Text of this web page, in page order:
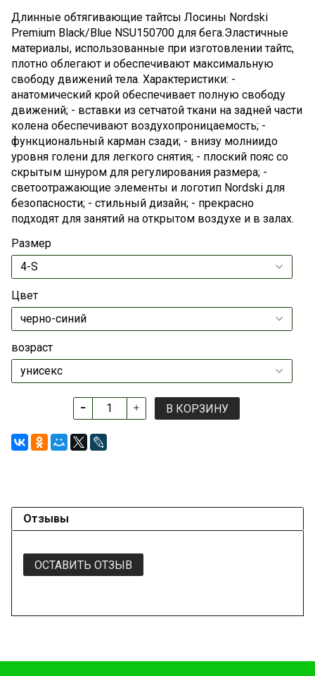
Длинные обтягивающие тайтсы Лосины Nordski
Premium Black/Blue NSU150700 для бега.Эластичные
материалы, использованные при изготовлении тайтс,
плотно облегают и обеспечивают максимальную
свободу движений тела. Характеристики: -
анатомический крой обеспечивает полную свободу
движений; - вставки из сетчатой ткани на задней части
колена обеспечивают воздухопроницаемость; -
функциональный карман сзади; - внизу молниидо
уровня голени для легкого снятия; - плоский пояс со
скрытым шнуром для регулирования размера; -
светоотражающие элементы и логотип Nordski для
безопасности; - стильный дизайн; - прекрасно
подходят для занятий на открытом воздухе и в залах.
Размер
Цвет
возраст
В КОРЗИНУ
Отзывы
ОСТАВИТЬ ОТЗЫВ